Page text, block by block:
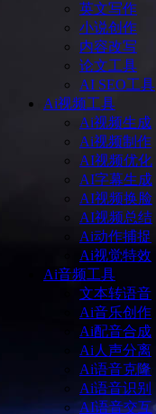
英文写作
小说创作
内容改写
论文工具
AI SEO工具
Ai视频工具
Ai视频生成
Ai视频制作
AI视频优化
AI字幕生成
AI视频换脸
AI视频总结
Ai动作捕捉
Ai视觉特效
Ai音频工具
文本转语音
Ai音乐创作
Ai配音合成
Ai人声分离
Ai语音克隆
Ai语音识别
AI语音交互